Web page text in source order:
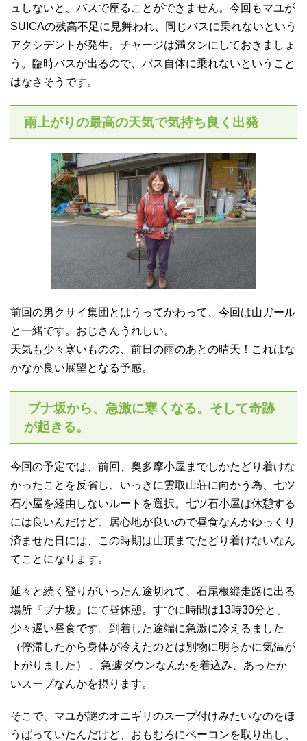
ュしないと、バスで座ることができません。今回もマユが
SUICAの残高不足に見舞われ、同じバスに乗れないという
アクシデントが発生。チャージは満タンにしておきましょ
う。臨時バスが出るので、バス自体に乗れないということ
はなさそうです。
雨上がりの最高の天気で気持ち良く出発
前回の男クサイ集団とはうってかわって、今回は山ガール
と一緒です。おじさんうれしい。
天気も少々寒いものの、前日の雨のあとの晴天！これはな
かなか良い展望となる予感。
ブナ坂から、急激に寒くなる。そして奇跡
が起きる。
今回の予定では、前回、奥多摩小屋までしかたどり着けな
かったことを反省し、いっきに雲取山荘に向かう為、七ツ
石小屋を経由しないルートを選択。七ツ石小屋は休憩する
には良いんだけど、居心地が良いので昼食なんかゆっくり
済ませた日には、この時期は山頂までたどり着けないなん
てことになります。
延々と続く登りがいったん途切れて、石尾根縦走路に出る
場所『ブナ坂』にて昼休憩。すでに時間は13時30分と、
少々遅い昼食です。到着した途端に急激に冷えるました
（停滞したから身体が冷えたのとは別物に明らかに気温が
下がりました） 。急遽ダウンなんかを着込み、あったか
いスープなんかを摂ります。
そこで、マユが謎のオニギリのスープ付けみたいなのをほ
うばっていたんだけど、おもむろにベーコンを取り出し、